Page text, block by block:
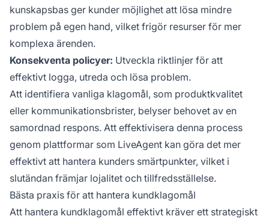
kunskapsbas ger kunder möjlighet att lösa mindre
problem på egen hand, vilket frigör resurser för mer
komplexa ärenden.
Konsekventa policyer: Utveckla riktlinjer för att
effektivt logga, utreda och lösa problem.
Att identifiera vanliga klagomål, som produktkvalitet
eller kommunikationsbrister, belyser behovet av en
samordnad respons. Att effektivisera denna process
genom plattformar som LiveAgent kan göra det mer
effektivt att hantera kunders smärtpunkter, vilket i
slutändan främjar lojalitet och tillfredsställelse.
Bästa praxis för att hantera kundklagomål
Att hantera kundklagomål effektivt kräver ett strategiskt